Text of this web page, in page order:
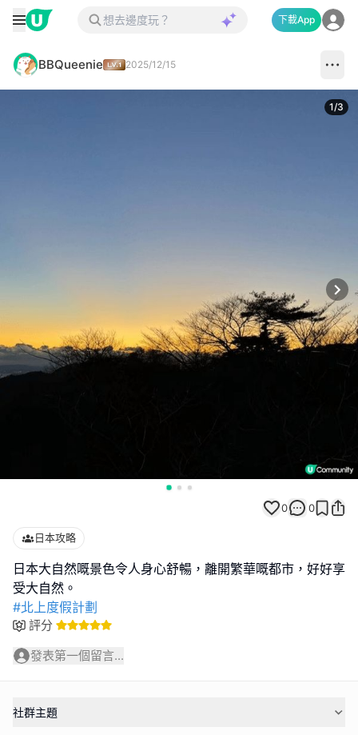
下載App
BBQueenie 2025/12/15
1/3
0 0
日本攻略
日本大自然嘅景色令人身心舒暢，離開繁華嘅都市，好好享
#北上度假計劃
評分
發表第一個留言...
社群主題